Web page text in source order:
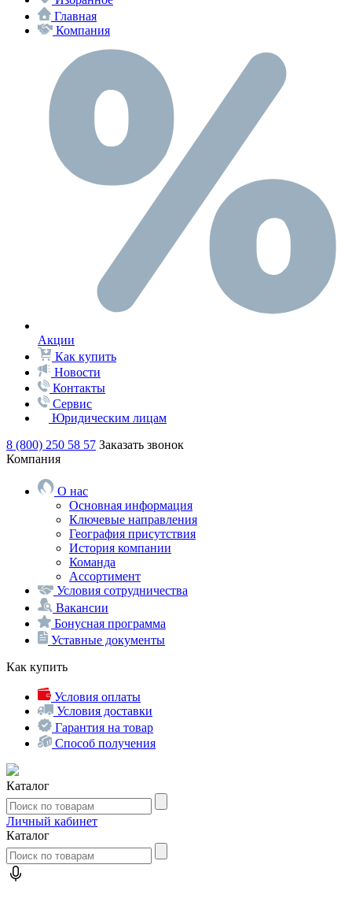
Главная
Компания
Акции
Как купить
Новости
Контакты
Сервис
Юридическим лицам
8 (800) 250 58 57 Заказать звонок
Компания
О нас
Основная информация
Ключевые направления
География присутствия
История компании
Команда
Ассортимент
Условия сотрудничества
Вакансии
Бонусная программа
Уставные документы
Как купить
Условия оплаты
Условия доставки
Гарантия на товар
Способ получения
Каталог
Личный кабинет
Каталог